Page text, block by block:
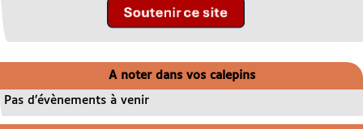
A noter dans vos calepins
Pas d’évènements à venir